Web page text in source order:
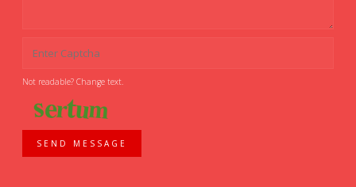
Not readable? Change text.
SEND MESSAGE